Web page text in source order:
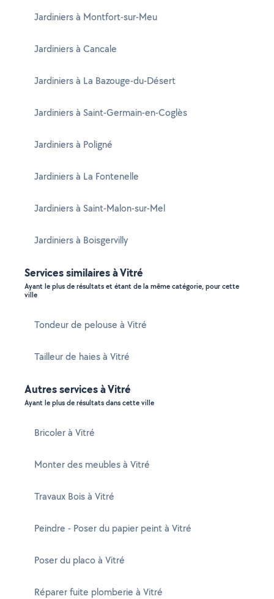
Jardiniers à Montfort-sur-Meu
Jardiniers à Cancale
Jardiniers à La Bazouge-du-Désert
Jardiniers à Saint-Germain-en-Coglès
Jardiniers à Poligné
Jardiniers à La Fontenelle
Jardiniers à Saint-Malon-sur-Mel
Jardiniers à Boisgervilly
Services similaires à Vitré
Ayant le plus de résultats et étant de la même catégorie, pour cette
ville
Tondeur de pelouse à Vitré
Tailleur de haies à Vitré
Autres services à Vitré
Ayant le plus de résultats dans cette ville
Bricoler à Vitré
Monter des meubles à Vitré
Travaux Bois à Vitré
Peindre - Poser du papier peint à Vitré
Poser du placo à Vitré
Réparer fuite plomberie à Vitré